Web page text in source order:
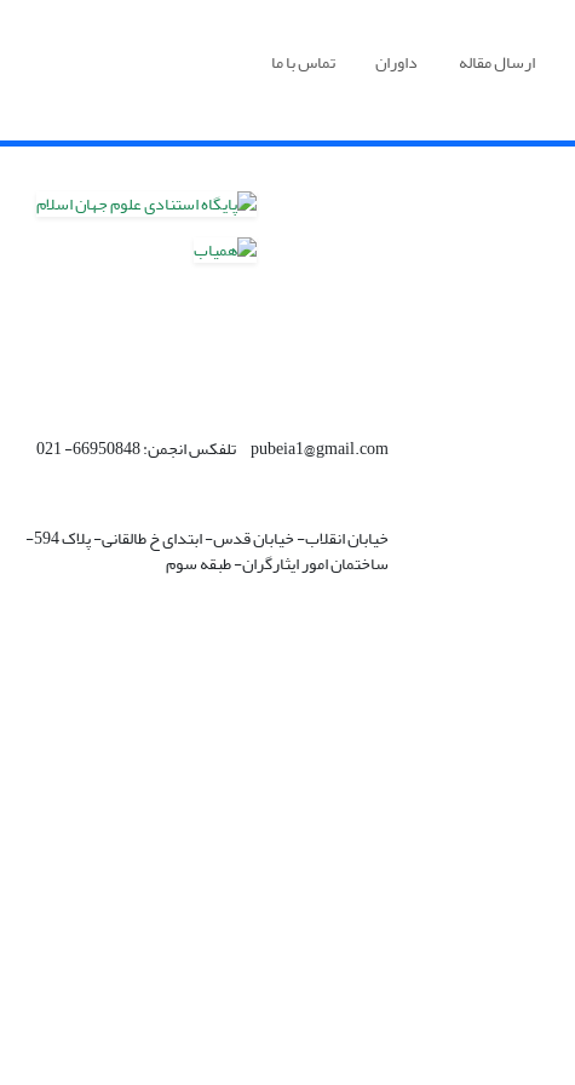
ارسال مقاله داوران تماس با ما
pubeia1@gmail.com تلفکس انجمن: 66950848- 021
خیابان انقلاب- خیابان قدس- ابتدای خ طالقانی- پلاک 594-
ساختمان امور ایثارگران- طبقه سوم